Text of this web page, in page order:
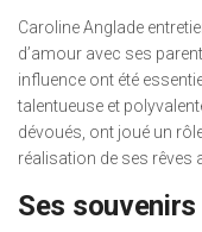
Caroline Anglade
d’amour avec ses
influence ont été
talentueuse et
dévoués, ont joué un
réalisation de ses rêves
Ses souvenirs